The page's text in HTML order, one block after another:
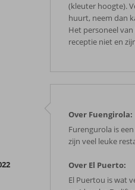
(kleuter hoogte).
huurt, neem dan
Het personeel
receptie niet en
Over Fuengirola:
Furengurola is
zijn veel leuke
Over El Puerto:
El Puertou is wat